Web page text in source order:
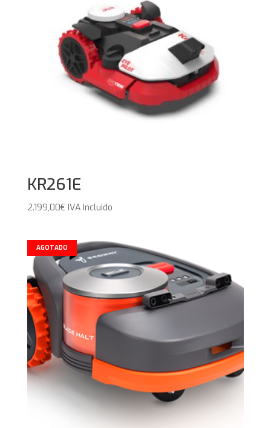
KR261E
2.199,00€ IVA Incluido
AGOTADO